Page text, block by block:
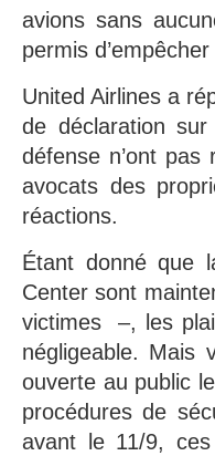
avions sans
permis
United Airlines a
de déclaration
défense n’ont
avocats des
réactions.
Étant donné que
Center sont
victimes –, les
négligeable. Mais
ouverte au public
procédures de
avant le 11/9,